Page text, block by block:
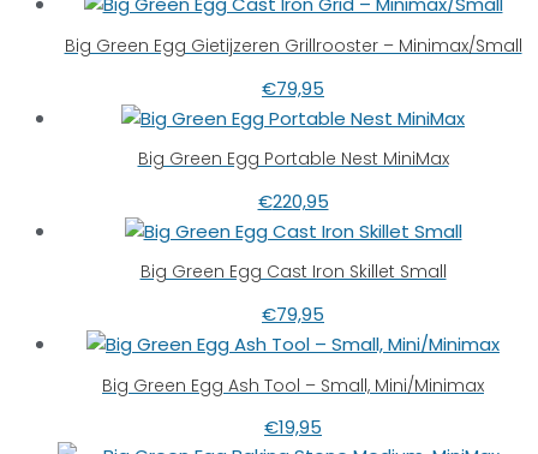
Big Green Egg Gietijzeren Grillrooster – Minimax/Small
€79,95
Big Green Egg Portable Nest MiniMax
€220,95
Big Green Egg Cast Iron Skillet Small
€79,95
Big Green Egg Ash Tool – Small, Mini/Minimax
€19,95